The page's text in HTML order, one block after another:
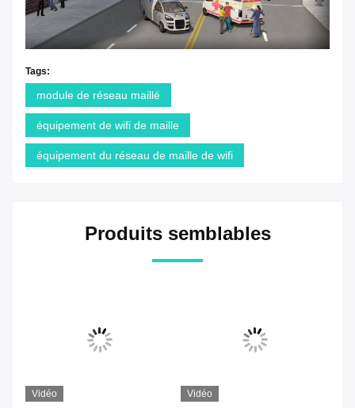
Tags:
module de réseau maillé
équipement de wifi de maille
équipement du réseau de maille de wifi
Produits semblables
Vidéo Vidéo